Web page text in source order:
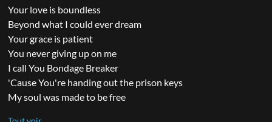
Your love is boundless
Beyond what I could ever dream
Your grace is patient
You never giving up on me
I call You Bondage Breaker
'Cause You're handing out the prison keys
My soul was made to be free